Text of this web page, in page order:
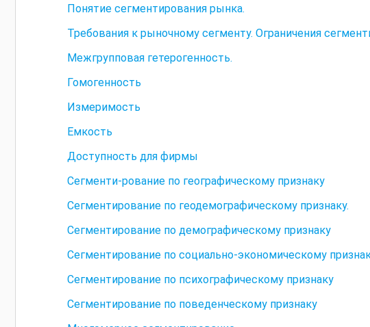
Понятие сегментирования рынка.
Требования к рыночному сегменту. Ограничения
Межгрупповая гетерогенность.
Гомогенность
Измеримость
Емкость
Доступность для фирмы
Сегменти-рование по географическому признаку
Сегментирование по геодемографическому признаку.
Сегментирование по демографическому признаку
Сегментирование по социально-экономическому
Сегментирование по психографическому признаку
Сегментирование по поведенческому признаку